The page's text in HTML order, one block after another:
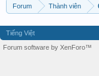
Forum Thành viên
Tiếng Việt
Forum software by XenForo™